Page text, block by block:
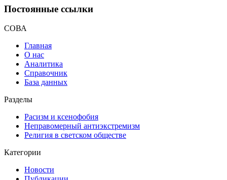
Постоянные ссылки
СОВА
Главная
О нас
Аналитика
Справочник
База данных
Разделы
Расизм и ксенофобия
Неправомерный антиэкстремизм
Религия в светском обществе
Категории
Новости